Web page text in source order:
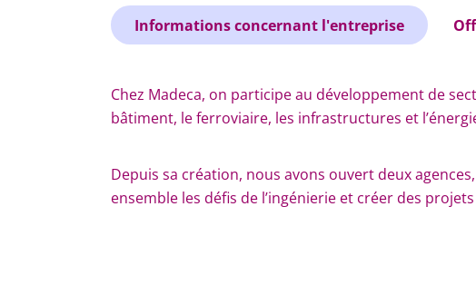
Informations concernant l'entreprise
Chez Madeca, on participe au développement de
bâtiment, le ferroviaire, les infrastructures et
Depuis sa création, nous avons ouvert deux
ensemble les défis de l’ingénierie et créer des